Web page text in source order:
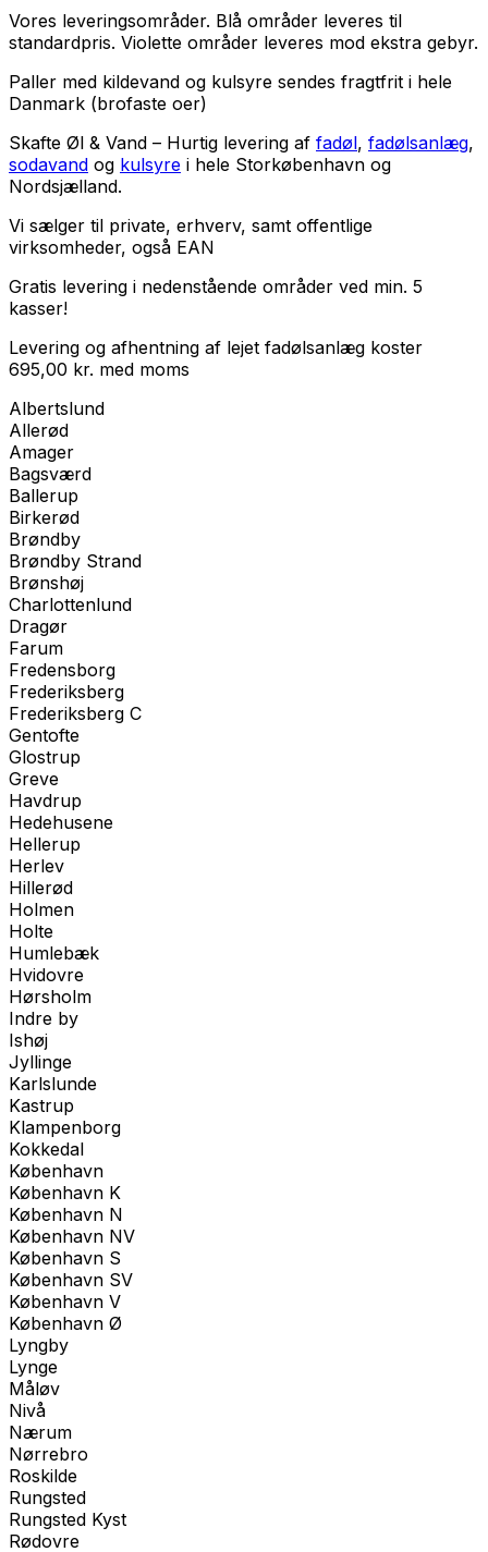
Vores leveringsområder. Blå områder leveres til
standardpris. Violette områder leveres mod ekstra gebyr.
Paller med kildevand og kulsyre sendes fragtfrit i hele
Danmark (brofaste oer)
Skafte Øl & Vand – Hurtig levering af fadøl, fadølsanlæg,
sodavand og kulsyre i hele Storkøbenhavn og
Nordsjælland.
Vi sælger til private, erhverv, samt offentlige
virksomheder, også EAN
Gratis levering i nedenstående områder ved min. 5
kasser!
Levering og afhentning af lejet fadølsanlæg koster
695,00 kr. med moms
Albertslund
Allerød
Amager
Bagsværd
Ballerup
Birkerød
Brøndby
Brøndby Strand
Brønshøj
Charlottenlund
Dragør
Farum
Fredensborg
Frederiksberg
Frederiksberg C
Gentofte
Glostrup
Greve
Havdrup
Hedehusene
Hellerup
Herlev
Hillerød
Holmen
Holte
Humlebæk
Hvidovre
Hørsholm
Indre by
Ishøj
Jyllinge
Karlslunde
Kastrup
Klampenborg
Kokkedal
København
København K
København N
København NV
København S
København SV
København V
København Ø
Lyngby
Lynge
Måløv
Nivå
Nærum
Nørrebro
Roskilde
Rungsted
Rungsted Kyst
Rødovre